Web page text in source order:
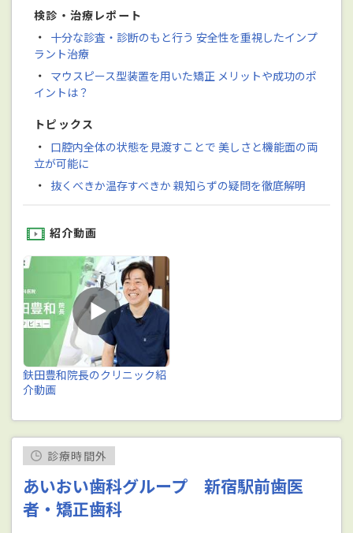
検診・治療レポート
・ 十分な診査・診断のもと行う 安全性を重視したインプ
ラント治療
・ マウスピース型装置を用いた矯正 メリットや成功のポ
イントは？
トピックス
・ 口腔内全体の状態を見渡すことで 美しさと機能面の両
立が可能に
・ 抜くべきか温存すべきか 親知らずの疑問を徹底解明
紹介動画
鈇田豊和院長のクリニック紹
介動画
診療時間外
あいおい歯科グループ 新宿駅前歯医
者・矯正歯科